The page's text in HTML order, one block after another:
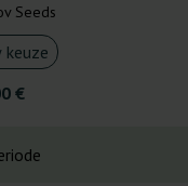
Seeds
€